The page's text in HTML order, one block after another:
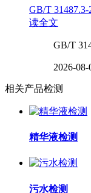
GB/T
读全文
GB/T
2026-08-
相关产品检测
精华液检测
污水检测